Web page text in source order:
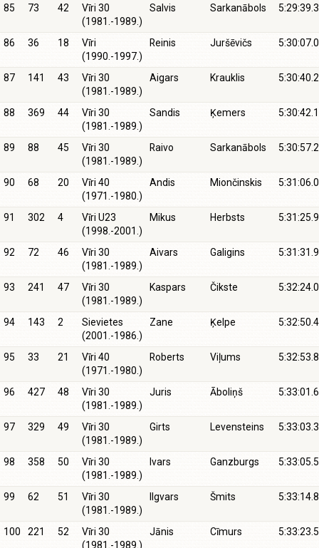
85 73 42
Vīri 30
(1981.-1989.)
Salvis Sarkanābols 5:29:39.3
86 36 18
Vīri
(1990.-1997.)
Reinis Juršēvičs 5:30:07.0
87 141 43
Vīri 30
(1981.-1989.)
Aigars Krauklis 5:30:40.2
88 369 44
Vīri 30
(1981.-1989.)
Sandis Ķemers 5:30:42.1
89 88 45
Vīri 30
(1981.-1989.)
Raivo Sarkanābols 5:30:57.2
90 68 20
Vīri 40
(1971.-1980.)
Andis Miončinskis 5:31:06.0
91 302 4
Vīri U23
(1998.-2001.)
Mikus Herbsts 5:31:25.9
92 72 46
Vīri 30
(1981.-1989.)
Aivars Galigins 5:31:31.9
93 241 47
Vīri 30
(1981.-1989.)
Kaspars Čikste 5:32:24.0
94 143 2
Sievietes
(2001.-1986.)
Zane Ķelpe 5:32:50.4
95 33 21
Vīri 40
(1971.-1980.)
Roberts Viļums 5:32:53.8
96 427 48
Vīri 30
(1981.-1989.)
Juris Āboliņš 5:33:01.6
97 329 49
Vīri 30
(1981.-1989.)
Girts Levensteins 5:33:03.3
98 358 50
Vīri 30
(1981.-1989.)
Ivars Ganzburgs 5:33:05.5
99 62 51
Vīri 30
(1981.-1989.)
Ilgvars Šmits 5:33:14.8
100 221 52
Vīri 30
(1981.-1989.)
Jānis Cīmurs 5:33:23.5